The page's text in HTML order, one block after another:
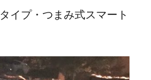
イプ・つまみ式スマート